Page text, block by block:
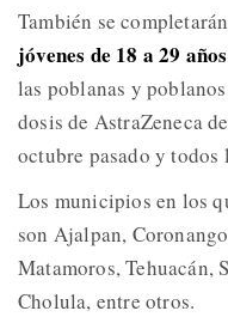
También se
jóvenes de 18 a 29
las poblanas y
dosis de AstraZeneca
octubre pasado y todos
Los municipios en los
son Ajalpan,
Matamoros, Tehuacán,
Cholula, entre otros.